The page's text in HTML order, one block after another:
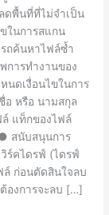
ดพื้นที่ที่ไม่จำเป็น
ในการสแกน
ถค้นหาไฟล์ซ้ำ
การทำงานของ
นดเงื่อนไขในการ
อ หรือ นามสกุล
ล์ แท็กของไฟล์
● สนับสนุนการ
ร์คไดรฟ์ (ไดรฟ์
ล์ ก่อนตัดสินใจลบ
องการจะลบ […]